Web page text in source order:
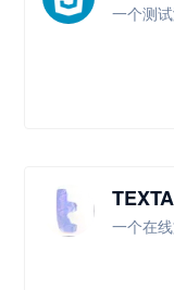
一个测
一个在